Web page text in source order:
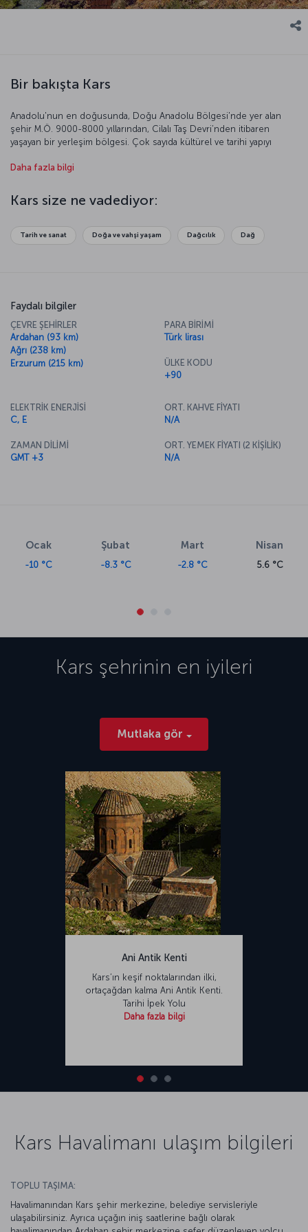
Bir bakışta Kars
Anadolu'nun en doğusunda, Doğu Anadolu Bölgesi'nde yer alan
şehir M.Ö. 9000-8000 yıllarından, Cilalı Taş Devri’nden itibaren
yaşayan bir yerleşim bölgesi. Çok sayıda kültürel ve tarihi yapıyı
literatürüne girmeyi başaran bir kent. Bir sınır kenti olması sebebiyle
keşfedebileceğiniz Kars’a daha yakından bakalım…
Daha fazla bilgi
Kars size ne vadediyor:
Tarih ve sanat Doğa ve vahşi yaşam Dağcılık Dağ
Faydalı bilgiler
ÇEVRE ŞEHİRLER
Ardahan (93 km)
Ağrı (238 km)
Erzurum (215 km)
PARA BİRİMİ
Türk lirası
ÜLKE KODU
+90
ELEKTRİK ENERJİSİ
C, E
ZAMAN DİLİMİ
GMT +3
ORT. KAHVE FİYATI
N/A
ORT. YEMEK FİYATI (2 KİŞİLİK)
N/A
Ocak
-10 °C
Şubat
-8.3 °C
Mart
-2.8 °C
Nisan
5.6 °C
Kars şehrinin en iyileri
Mutlaka gör
Ani Antik Kenti
Kars’ın keşif noktalarından ilki,
ortaçağdan kalma Ani Antik Kenti.
Tarihi İpek Yolu
Daha fazla bilgi
Kars Havalimanı ulaşım bilgileri
TOPLU TAŞIMA:
Havalimanından Kars şehir merkezine, belediye servisleriyle
ulaşabilirsiniz. Ayrıca uçağın iniş saatlerine bağlı olarak